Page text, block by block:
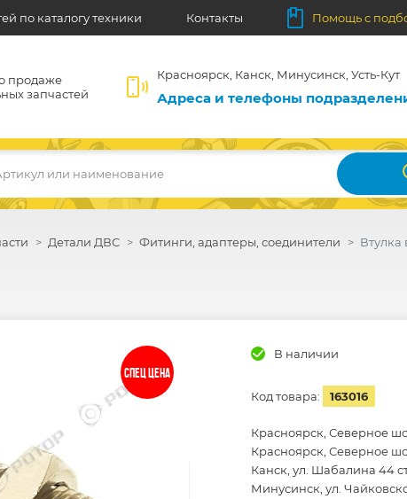
по каталогу техники Контакты Помощь с
продаже
запчастей
Красноярск, Канск, Минусинск, Усть-Кут
Адреса и телефоны
или наименование
Детали ДВС Фитинги, адаптеры, соединители Втулка
СПЕЦ ЦЕНА
В наличии
Код товара: 163016
Красноярск, Северное
Красноярск, Северное
Канск, ул. Шабалина 44
Минусинск, ул.